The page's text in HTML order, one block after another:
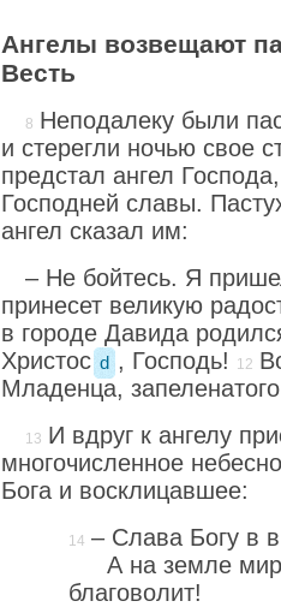
Ангелы возвещают
Весть
Неподалеку были
и стерегли ночью свое
предстал ангел
Господней славы.
ангел сказал им:
– Не бойтесь. Я
принесет великую
в городе Давида
Христос d , Господь!
Младенца,
И вдруг к ангелу
многочисленное
Бога и восклицавшее:
– Слава Богу в
А на земле
благоволит!